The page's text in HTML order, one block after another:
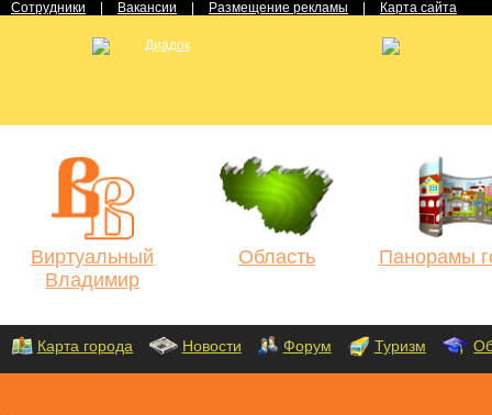
Сотрудники Вакансии Размещение рекламы Карта сайта
Виртуальный
Владимир
Область Панорамы
Карта города Новости Форум Туризм